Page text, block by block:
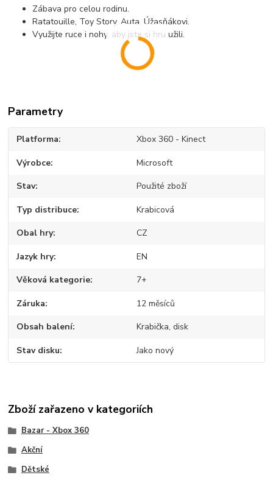
Zábava pro celou rodinu.
Ratatouille, Toy Story, Auta, Úžasňákovi.
Využijte ruce i nohy, aby jste si hru užili.
Parametry
Platforma Xbox 360 - Kinect
Výrobce Microsoft
Stav Použité zboží
Typ distribuce Krabicová
Obal hry CZ
Jazyk hry EN
Věková kategorie 7+
Záruka 12 měsíců
Obsah balení Krabička, disk
Stav disku Jako nový
Zboží zařazeno v kategoriích
Bazar - Xbox 360
Akční
Dětské